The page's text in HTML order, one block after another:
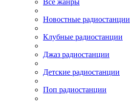
Все жанры
Новостные радиостанции
Клубные радиостанции
Джаз радиостанции
Детские радиостанции
Поп радиостанции